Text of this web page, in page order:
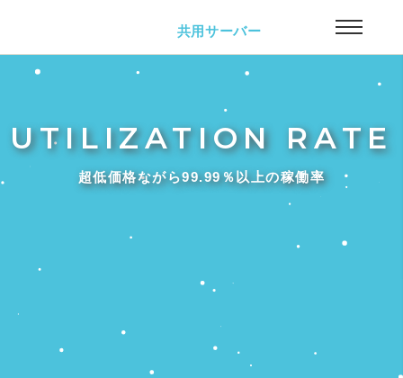
共用サーバー
UTILIZATION RATE
超低価格ながら99.99％以上の稼働率